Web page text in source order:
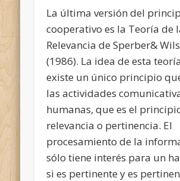
La última versión del
cooperativo es la Teoría de
Relevancia de Sperber&
(1986). La idea de esta
existe un único principio
las actividades
humanas, que es el
relevancia o pertinencia. El
procesamiento de la
sólo tiene interés para un
si es pertinente y es